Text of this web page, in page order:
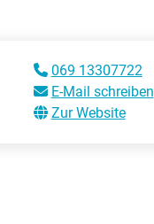
069 13307722
E-Mail schreiben
Zur Website